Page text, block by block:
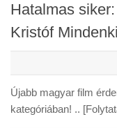
Kazincbarcika
Hatalmas
Kristóf
Újabb magyar film
kategóriában! ..